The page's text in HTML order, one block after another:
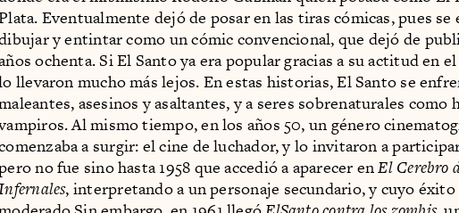
Eventualmente dejó de posar en las tiras cómicas, pues se
y entintar como un cómic convencional, que dejó de
ochenta. Si El Santo ya era popular gracias a su actitud en
llevaron mucho más lejos. En estas historias, El Santo se
asesinos y asaltantes, y a seres sobrenaturales como
Al mismo tiempo, en los años 50, un género
a surgir: el cine de luchador, y lo invitaron a
no fue sino hasta 1958 que accedió a aparecer enEl Cerebro
, interpretando a un personaje secundario, y cuyo